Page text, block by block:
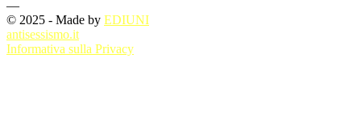
—
© 2025 - Made by EDIUNI
antisessismo.it
Informativa sulla Privacy